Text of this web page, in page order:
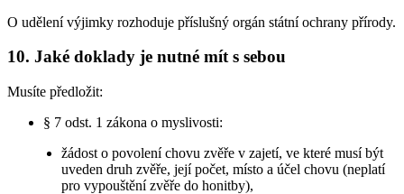
O udělení výjimky rozhoduje příslušný orgán státní ochrany přírody.
10. Jaké doklady je nutné mít s sebou
Musíte předložit:
§ 7 odst. 1 zákona o myslivosti:
žádost o povolení chovu zvěře v zajetí, ve které musí být
uveden druh zvěře, její počet, místo a účel chovu (neplatí
pro vypouštění zvěře do honitby),